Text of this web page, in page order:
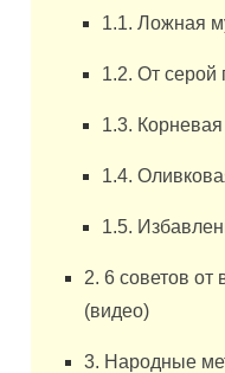
1.1. Ложная
1.2. От серой
1.3. Корневая
1.4.
1.5.
2. 6 советов от
(видео)
3. Народные